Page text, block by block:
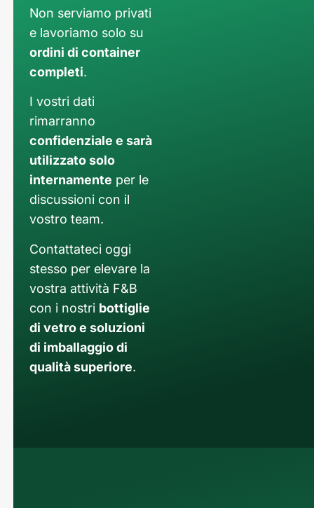
Non serviamo privati
e lavoriamo solo su
ordini di container
completi.
I vostri dati
rimarranno
confidenziale e sarà
utilizzato solo
internamente per le
discussioni con il
vostro team.
Contattateci oggi
stesso per elevare la
vostra attività F&B
con i nostri bottiglie
di vetro e soluzioni
di imballaggio di
qualità superiore.